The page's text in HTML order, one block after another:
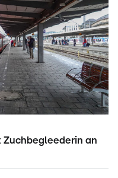
Zuchbegleederin an